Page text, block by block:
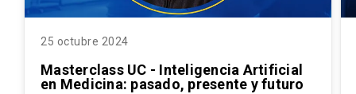
25 octubre 2024
Masterclass UC - Inteligencia Artificial
en Medicina: pasado, presente y futuro